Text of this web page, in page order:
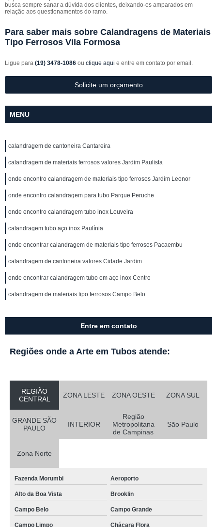
busca sempre sanar a dúvida dos clientes, deixando-os amparados em
relação aos questionamentos do ramo.
Para saber mais sobre Calandragens de Materiais
Tipo Ferrosos Vila Formosa
Ligue para (19) 3478-1086 ou clique aqui e entre em contato por email.
Solicite um orçamento
MENU
calandragem de cantoneira Cantareira
calandragem de materiais ferrosos valores Jardim Paulista
onde encontro calandragem de materiais tipo ferrosos Jardim Leonor
onde encontro calandragem para tubo Parque Peruche
onde encontro calandragem tubo inox Louveira
calandragem tubo aço inox Paulínia
onde encontrar calandragem de materiais tipo ferrosos Pacaembu
calandragem de cantoneira valores Cidade Jardim
onde encontrar calandragem tubo em aço inox Centro
calandragem de materiais tipo ferrosos Campo Belo
Entre em contato
Regiões onde a Arte em Tubos atende:
REGIÃO
CENTRAL
ZONA LESTE ZONA OESTE ZONA SUL
GRANDE SÃO
PAULO
INTERIOR
Região
Metropolitana
de Campinas
São Paulo
Zona Norte
Fazenda Morumbi Aeroporto
Alto da Boa Vista Brooklin
Campo Belo Campo Grande
Campo Limpo Chácara Flora